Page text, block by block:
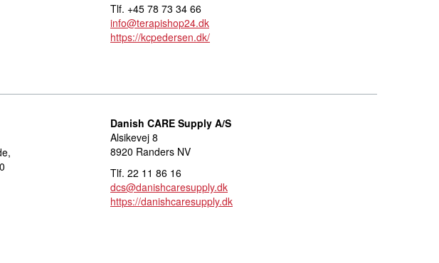
Tlf. +45 78 73 34 66
info@terapishop24.dk
https://kcpedersen.dk/
Danish CARE Supply A/S
Alsikevej 8
8920 Randers NV
Tlf. 22 11 86 16
dcs@danishcaresupply.dk
https://danishcaresupply.dk